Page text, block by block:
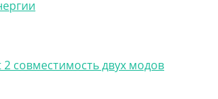
совместимость двух модов